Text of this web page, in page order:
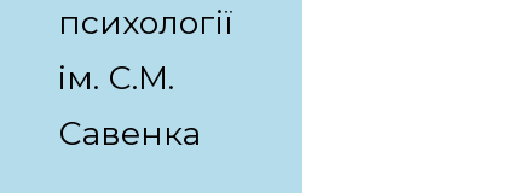
психології
ім. С.М.
Савенка